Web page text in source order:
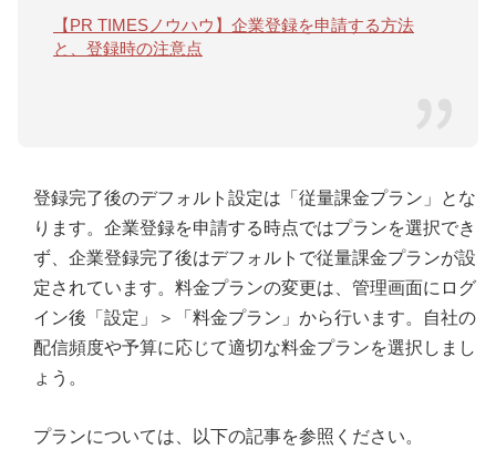
【PR TIMESノウハウ】企業登録を申請する方法
と、登録時の注意点
登録完了後のデフォルト設定は「従量課金プラン」とな
ります。企業登録を申請する時点ではプランを選択でき
ず、企業登録完了後はデフォルトで従量課金プランが設
定されています。料金プランの変更は、管理画面にログ
イン後「設定」＞「料金プラン」から行います。自社の
配信頻度や予算に応じて適切な料金プランを選択しまし
ょう。
プランについては、以下の記事を参照ください。